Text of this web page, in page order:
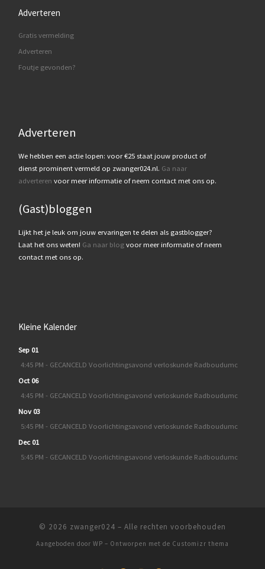
Adverteren
Gratis vermelding
Adverteren
Foutje gevonden?
Adverteren
We hebben een actie lopen: voor €25 staat jouw product of
dienst prominent vermeld op zwanger024.nl. Ga naar
adverteren voor meer informatie of neem contact met ons op.
(Gast)bloggen
Lijkt het je leuk om jouw ervaringen te delen als gastblogger?
Laat het ons weten! Ga naar blogvoor meer informatie of neem
contact met ons op.
Kleine Kalender
Sep 01
4:45 PM - GECANCELD Voorlichtingsavond verloskunde Radboudumc
Oct 06
4:45 PM - GECANCELD Voorlichtingsavond verloskunde Radboudumc
Nov 03
5:45 PM - GECANCELD Voorlichtingsavond verloskunde Radboudumc
Dec 01
5:45 PM - GECANCELD Voorlichtingsavond verloskunde Radboudumc
© 2026 zwanger024 – Alle rechten voorbehouden
Aangeboden door WP – Ontworpen met de Customizr thema